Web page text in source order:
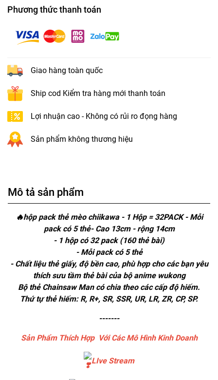
Phương thức thanh toán
Giao hàng toàn quốc
Ship cod Kiểm tra hàng mới thanh toán
Lợi nhuận cao - Không có rủi ro đọng hàng
Sản phẩm không thương hiệu
Mô tả sản phẩm
🔥hộp pack thẻ mèo chiikawa - 1 Hộp = 32PACK - Mỗi
pack có 5 thẻ- Cao 13cm - rộng 14cm
- 1 hộp có 32 pack (160 thẻ bài)
- Mỗi pack có 5 thẻ
- Chất liệu thẻ giấy, độ bền cao, phù hợp cho các bạn yêu
thích sưu tầm thẻ bài của bộ anime wukong
Bộ thẻ Chainsaw Man có chia theo các cấp độ hiếm.
Thứ tự thẻ hiếm: R, R+, SR, SSR, UR, LR, ZR, CP, SP.
-------
Sản Phẩm Thích Hợp Với Các Mô Hình Kinh Doanh
LIve Stream